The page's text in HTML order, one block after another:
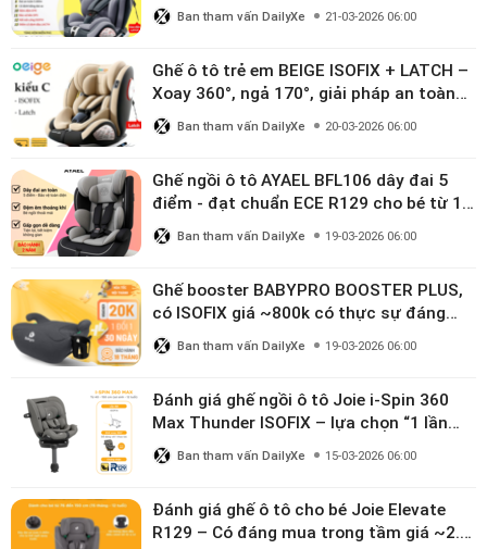
Ban tham vấn DailyXe 21-03-2026 06:00
Ghế ô tô trẻ em BEIGE ISOFIX + LATCH –
Xoay 360°, ngả 170°, giải pháp an toàn
linh hoạt cho bé 0–10 tuổi
Ban tham vấn DailyXe 20-03-2026 06:00
Ghế ngồi ô tô AYAEL BFL106 dây đai 5
điểm - đạt chuẩn ECE R129 cho bé từ 1–
10 tuổi
Ban tham vấn DailyXe 19-03-2026 06:00
Ghế booster BABYPRO BOOSTER PLUS,
có ISOFIX giá ~800k có thực sự đáng
mua?
Ban tham vấn DailyXe 19-03-2026 06:00
Đánh giá ghế ngồi ô tô Joie i-Spin 360
Max Thunder ISOFIX – lựa chọn “1 lần
dùng đến 12 năm” có đáng giá gần 9
triệu?
Ban tham vấn DailyXe 15-03-2026 06:00
Đánh giá ghế ô tô cho bé Joie Elevate
R129 – Có đáng mua trong tầm giá ~2.8